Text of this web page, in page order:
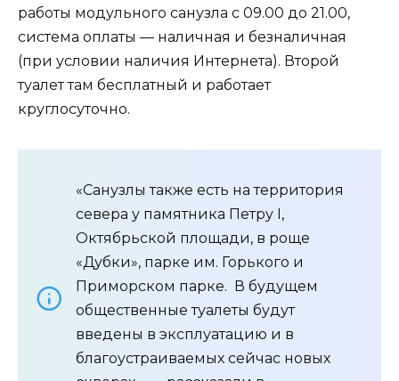
работы модульного санузла с 09.00 до 21.00,
система оплаты — наличная и безналичная
(при условии наличия Интернета). Второй
туалет там бесплатный и работает
круглосуточно.
«Санузлы также есть на территория
севера у памятника Петру I,
Октябрьской площади, в роще
«Дубки», парке им. Горького и
Приморском парке. В будущем
общественные туалеты будут
введены в эксплуатацию и в
благоустраиваемых сейчас новых